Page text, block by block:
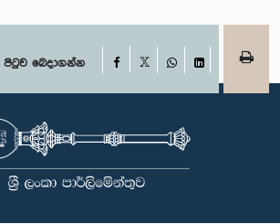
පිටුව බෙදාගන්න Facebook
WhatsAppLinkedIn